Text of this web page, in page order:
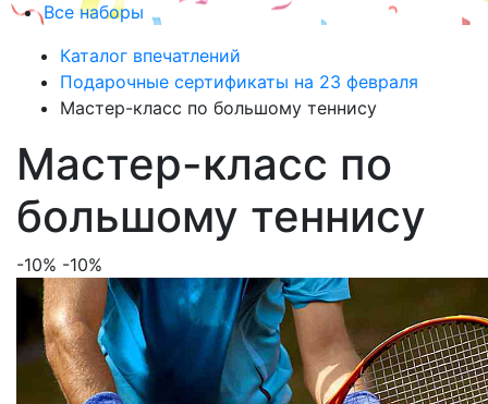
Все наборы
Каталог впечатлений
Подарочные сертификаты на 23 февраля
Мастер-класс по большому теннису
Мастер-класс по
большому теннису
-10% -10%